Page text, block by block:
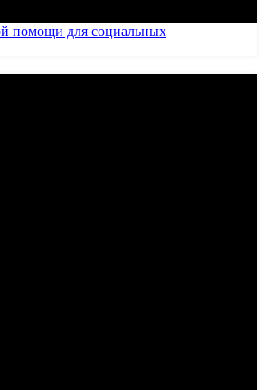
помощи для социальных